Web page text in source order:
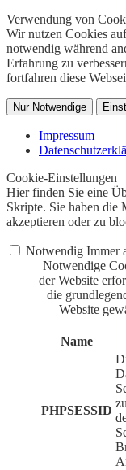
Verwendung von
Wir nutzen Cookies
notwendig während
Erfahrung zu
fortfahren diese
Nur Notwendige
Impressum
Cookie-Einstellungen
Hier finden Sie eine
Skripte. Sie haben die
akzeptieren oder zu
Notwendig Immer
Notwendige
der Website
die
Website
Name
PHPSESSID